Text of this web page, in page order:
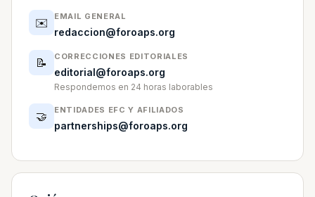
✉️ EMAIL GENERAL
redaccion@foroaps.org
📝 CORRECCIONES EDITORIALES
editorial@foroaps.org
Respondemos en 24 horas laborables
🤝 ENTIDADES EFC Y AFILIADOS
partnerships@foroaps.org